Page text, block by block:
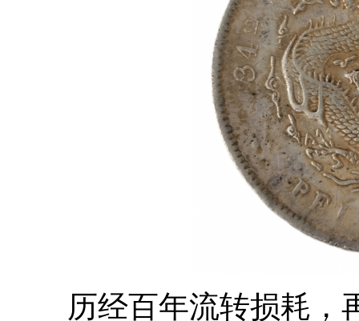
历经百年流转损耗，